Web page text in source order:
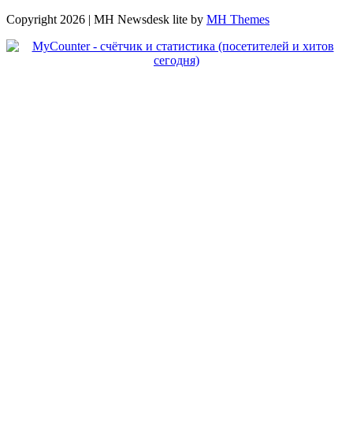
Copyright 2026 | MH Newsdesk lite by MH Themes